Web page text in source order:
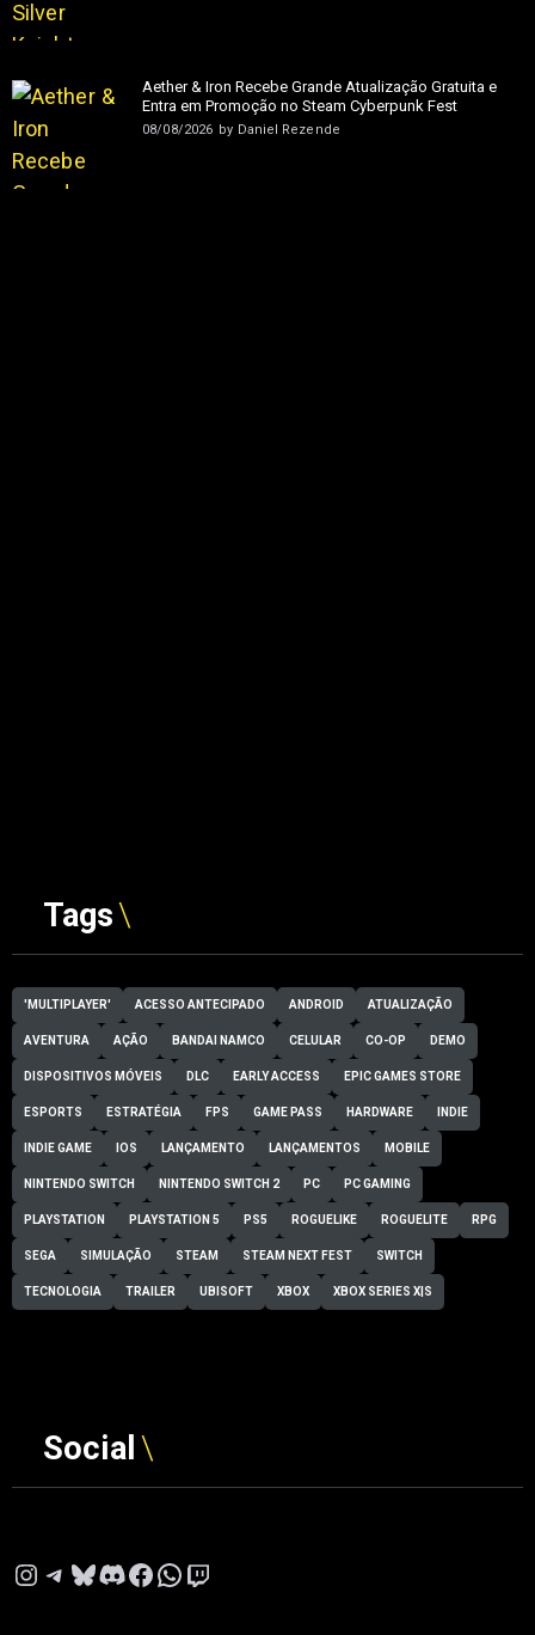
Aether & Iron Recebe Grande Atualização Gratuita e
Entra em Promoção no Steam Cyberpunk Fest
08/08/2026 by Daniel Rezende
Tags
'MULTIPLAYER' ACESSO ANTECIPADO ANDROID ATUALIZAÇÃO
AVENTURA AÇÃO BANDAI NAMCO CELULAR CO-OP DEMO
DISPOSITIVOS MÓVEIS DLC EARLY ACCESS EPIC GAMES STORE
ESPORTS ESTRATÉGIA FPS GAME PASS HARDWARE INDIE
INDIE GAME IOS LANÇAMENTO LANÇAMENTOS MOBILE
NINTENDO SWITCH NINTENDO SWITCH 2 PC PC GAMING
PLAYSTATION PLAYSTATION 5 PS5 ROGUELIKE ROGUELITE RPG
SEGA SIMULAÇÃO STEAM STEAM NEXT FEST SWITCH
TECNOLOGIA TRAILER UBISOFT XBOX XBOX SERIES X|S
Social
Instagram
Telegram
Bluesky
Discord
Facebook
WhatsApp
Twitch